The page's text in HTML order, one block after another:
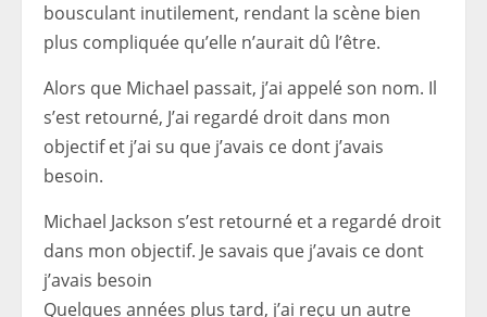
bousculant inutilement, rendant la scène bien
plus compliquée qu’elle n’aurait dû l’être.
Alors que Michael passait, j’ai appelé son nom. Il
s’est retourné, J’ai regardé droit dans mon
objectif et j’ai su que j’avais ce dont j’avais
besoin.
Michael Jackson s’est retourné et a regardé droit
dans mon objectif. Je savais que j’avais ce dont
j’avais besoin
Quelques années plus tard, j’ai reçu un autre